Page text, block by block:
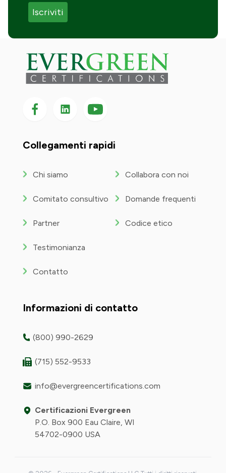
Seguici su Facebook
Seguici su LinkedIn
Seguici
su
Collegamenti rapidi
Chi siamo
Comitato consultivo
Partner
Testimonianza
Contatto
Collabora con noi
Domande frequenti
Codice etico
Informazioni di contatto
(800) 990-2629
(715) 552-9533
info@evergreencertifications.com
Certificazioni Evergreen
P.O. Box 900 Eau Claire, WI
54702-0900 USA